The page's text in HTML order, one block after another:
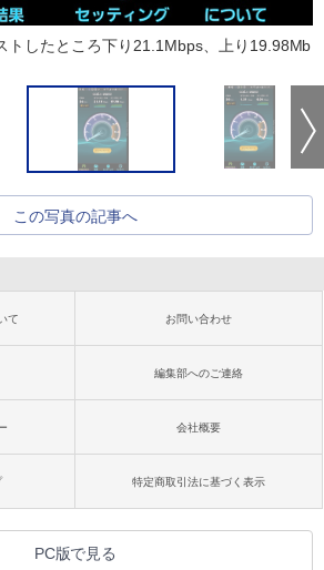
トしたところ下り21.1Mbps、上り19.98Mb
この写真の記事へ
て お問い合わせ
編集部へのご連絡
会社概要
特定商取引法に基づく表示
PC版で見る